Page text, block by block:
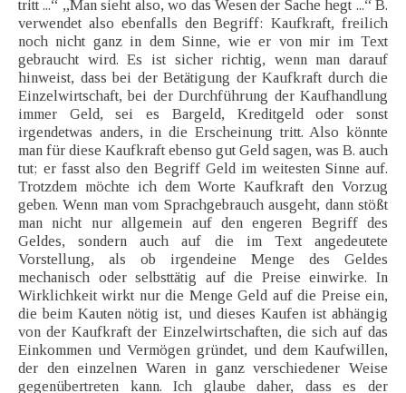
tritt ...“ „Man sieht also, wo das Wesen der Sache hegt ...“ B.
verwendet also ebenfalls den Begriff: Kaufkraft, freilich
noch nicht ganz in dem Sinne, wie er von mir im Text
gebraucht wird. Es ist sicher richtig, wenn man darauf
hinweist, dass bei der Betätigung der Kaufkraft durch die
Einzelwirtschaft, bei der Durchführung der Kaufhandlung
immer Geld, sei es Bargeld, Kreditgeld oder sonst
irgendetwas anders, in die Erscheinung tritt. Also könnte
man für diese Kaufkraft ebenso gut Geld sagen, was B. auch
tut; er fasst also den Begriff Geld im weitesten Sinne auf.
Trotzdem möchte ich dem Worte Kaufkraft den Vorzug
geben. Wenn man vom Sprachgebrauch ausgeht, dann stößt
man nicht nur allgemein auf den engeren Begriff des
Geldes, sondern auch auf die im Text angedeutete
Vorstellung, als ob irgendeine Menge des Geldes
mechanisch oder selbsttätig auf die Preise einwirke. In
Wirklichkeit wirkt nur die Menge Geld auf die Preise ein,
die beim Kauten nötig ist, und dieses Kaufen ist abhängig
von der Kaufkraft der Einzelwirtschaften, die sich auf das
Einkommen und Vermögen gründet, und dem Kaufwillen,
der den einzelnen Waren in ganz verschiedener Weise
gegenübertreten kann. Ich glaube daher, dass es der